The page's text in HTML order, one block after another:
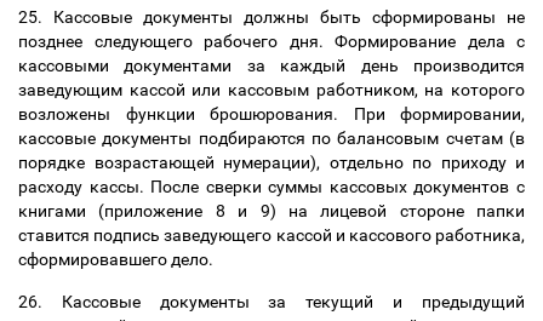
25. Кассовые документы должны быть сформированы не
позднее следующего рабочего дня. Формирование дела с
кассовыми документами за каждый день производится
заведующим кассой или кассовым работником, на которого
возложены функции брошюрования. При формировании,
кассовые документы подбираются по балансовым счетам (в
порядке возрастающей нумерации), отдельно по приходу и
расходу кассы. После сверки суммы кассовых документов с
книгами (приложение 8 и 9) на лицевой стороне папки
ставится подпись заведующего кассой и кассового работника,
сформировавшего дело.
26. Кассовые документы за текущий и предыдущий